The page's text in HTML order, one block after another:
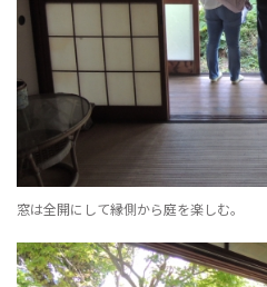
窓は全開にして縁側から庭を楽しむ。